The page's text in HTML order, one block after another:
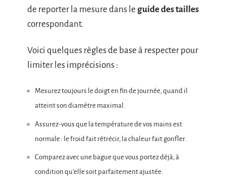
de reporter la mesure dans le guide des tailles
correspondant.
Voici quelques règles de base à respecter pour
limiter les imprécisions :
Mesurez toujours le doigt en fin de journée, quand il
atteint son diamètre maximal.
Assurez-vous que la température de vos mains est
normale : le froid fait rétrécir, la chaleur fait gonfler.
Comparez avec une bague que vous portez déjà, à
condition qu’elle soit parfaitement ajustée.